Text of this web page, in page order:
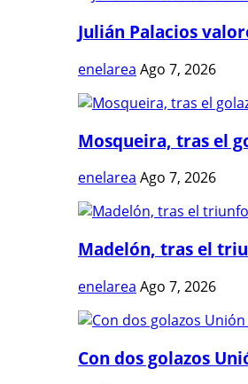
Julián Palacios
enelarea Ago 7, 2026
Mosqueira, tras el
enelarea Ago 7, 2026
Madelón, tras el
enelarea Ago 7, 2026
Con dos golazos